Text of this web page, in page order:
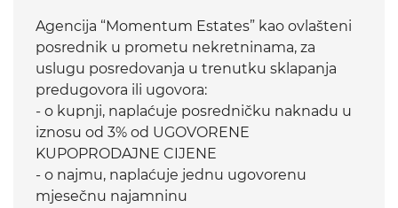
Agencija “Momentum Estates” kao ovlašteni
posrednik u prometu nekretninama, za
uslugu posredovanja u trenutku sklapanja
predugovora ili ugovora:
- o kupnji, naplaćuje posredničku naknadu u
iznosu od 3% od UGOVORENE
KUPOPRODAJNE CIJENE
- o najmu, naplaćuje jednu ugovorenu
mjesečnu najamninu